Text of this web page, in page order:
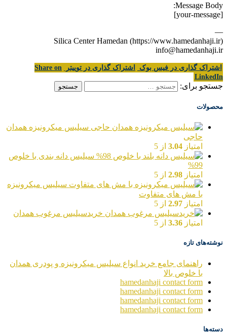
Message Body:
[your-message]
—
Silica Center Hamedan (https://www.hamedanhaji.ir)
info@hamedanhaji.ir
اشتراک گذاری در فیس بوک اشتراک گذاری در توییتر
Share on
LinkedIn
جستجو برای:
محصولات
سیلیس میکرونیزه همدان
حاجی
امتیاز 3.04 از 5
سیلیس دانه بندی با خلوص
99%
امتیاز 2.98 از 5
سیلیس میکرونیزه
با مش های متفاوت
امتیاز 2.97 از 5
خریدسیلیس مرغوب همدان
امتیاز 3.36 از 5
نوشته‌های تازه
راهنمای جامع خرید انواع سیلیس میکرونیزه و پودری همدان
با خلوص بالا
hamedanhaji contact form
hamedanhaji contact form
hamedanhaji contact form
hamedanhaji contact form
دسته‌ها